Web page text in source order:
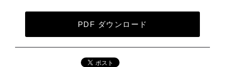
PDF ダウンロード